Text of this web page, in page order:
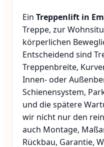
Ein Treppenlift in
Treppe, zur
körperlichen
Entscheidend sind
Treppenbreite,
Innen- oder
Schienensystem,
und die spätere
wir nicht nur den
auch Montage,
Rückbau, Garantie,